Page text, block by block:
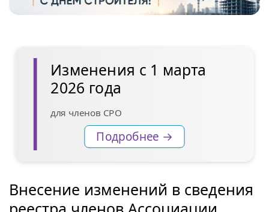
Изменения с 1 марта
2026 года
для членов СРО
Подробнее →
Внесение изменений в сведения